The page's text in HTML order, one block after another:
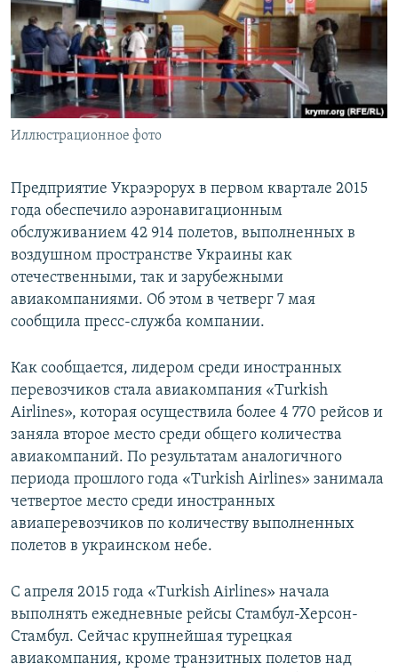
ПОБЕДИТЕЛЕЙ НЕ СУДЯТ?
КРЫМ.НЕПОКОРЕННЫЙ
ELIFBE
УКРАИНСКАЯ ПРОБЛЕМА КРЫМА
ПРИСОЕДИНЯЙТЕСЬ!
Все сайты RFE/RL
Иллюстрационное фото
Предприятие Украэрорух в первом квартале 2015
года обеспечило аэронавигационным
обслуживанием 42 914 полетов, выполненных в
воздушном пространстве Украины как
отечественными, так и зарубежными
авиакомпаниями. Об этом в четверг 7 мая
сообщила пресс-служба компании.
Как сообщается, лидером среди иностранных
перевозчиков стала авиакомпания «Turkish
Airlines», которая осуществила более 4 770 рейсов и
заняла второе место среди общего количества
авиакомпаний. По результатам аналогичного
периода прошлого года «Turkish Airlines» занимала
четвертое место среди иностранных
авиаперевозчиков по количеству выполненных
полетов в украинском небе.
С апреля 2015 года «Turkish Airlines» начала
выполнять ежедневные рейсы Стамбул-Херсон-
Стамбул. Сейчас крупнейшая турецкая
авиакомпания, кроме транзитных полетов над